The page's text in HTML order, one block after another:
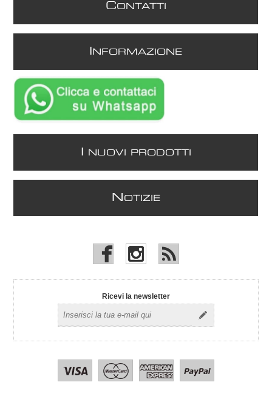
CONTATTI
NFORMAZIONE
NUOVI PRODOTTI
N OTIZIE
Ricevi la newsletter